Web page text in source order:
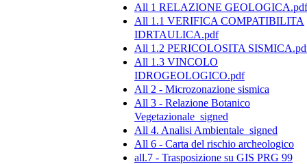
All 1 RELAZIONE GEOLOGICA.pdf
All 1.1 VERIFICA COMPATIBILITA
IDRTAULICA.pdf
All 1.2 PERICOLOSITA
All 1.3 VINCOLO
IDROGEOLOGICO.pdf
All 2 - Microzonazione sismica
All 3 - Relazione Botanico
Vegetazionale_signed
All 4. Analisi Ambientale_signed
All 6 - Carta del rischio archeologico
all.7 - Trasposizione su GIS PRG 99